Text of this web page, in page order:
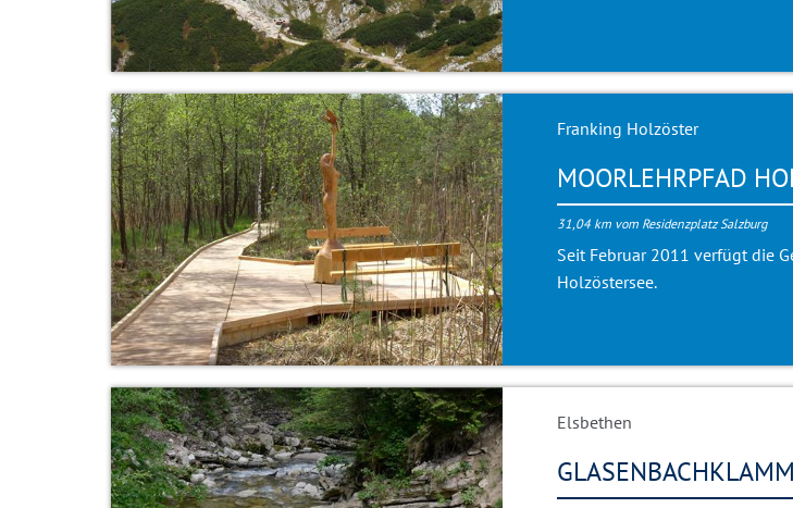
Franking Holzöster
MOORLEHRPFAD
31,04 km vom Residenzplatz Salzburg
Seit Februar 2011 verfügt die
Holzöstersee.
Elsbethen
GLASENBACHKLAMM